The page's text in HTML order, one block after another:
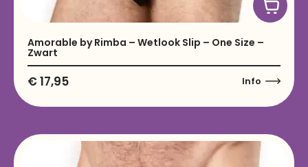
Amorable by Rimba – Wetlook Slip – One Size –
Zwart
€17,95 Info